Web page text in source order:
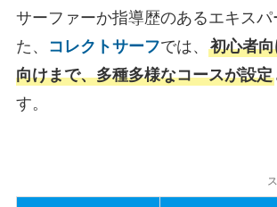
サーファーか指導歴のあるエキスパ
た、
コレクトサーフでは、 初心者
向けまで、多種多様なコースが設定
す。